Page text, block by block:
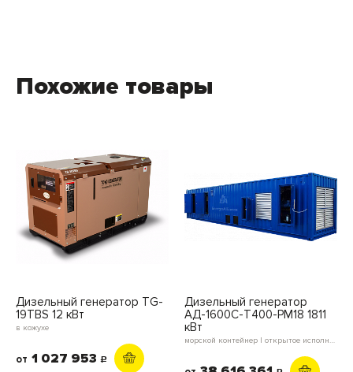
Похожие товары
Дизельный генератор TG-
19TBS 12 кВт
в кожухе
от 1 027 953 c
Дизельный генератор
АД-1600С-Т400-РМ18 1811
кВт
морской контейнер | открытое исполнение